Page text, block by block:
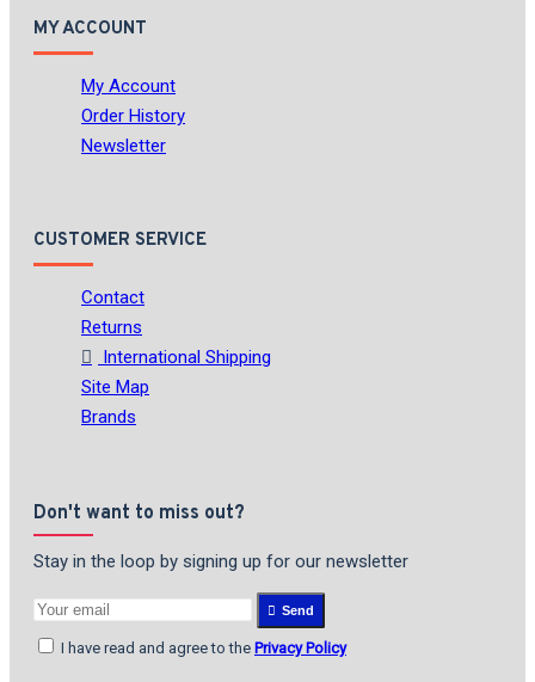
MY ACCOUNT
My Account
Order History
Newsletter
CUSTOMER SERVICE
Contact
Returns
International Shipping
Site Map
Brands
Don't want to miss out?
Stay in the loop by signing up for our newsletter
Send
I have read and agree to the Privacy Policy